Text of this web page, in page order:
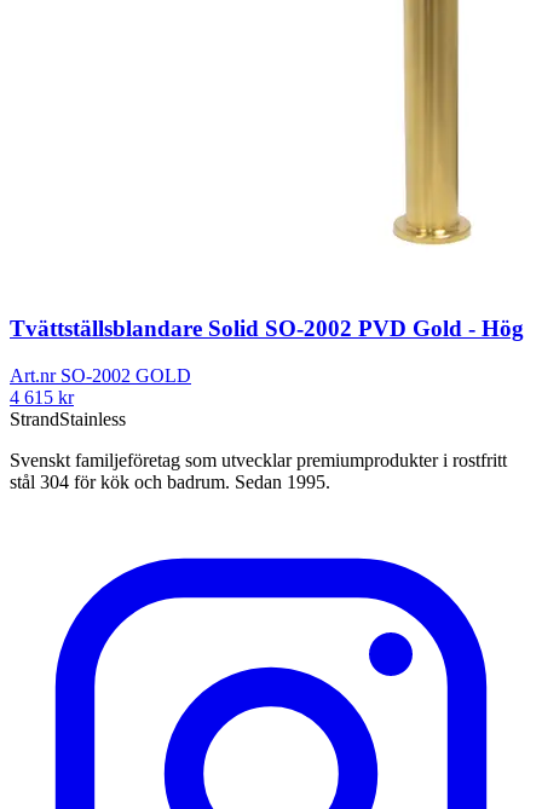
Tvättställsblandare Solid SO-2002 PVD Gold - Hög
Art.nr SO-2002 GOLD
4 615 kr
StrandStainless
Svenskt familjeföretag som utvecklar premiumprodukter i rostfritt
stål 304 för kök och badrum. Sedan 1995.